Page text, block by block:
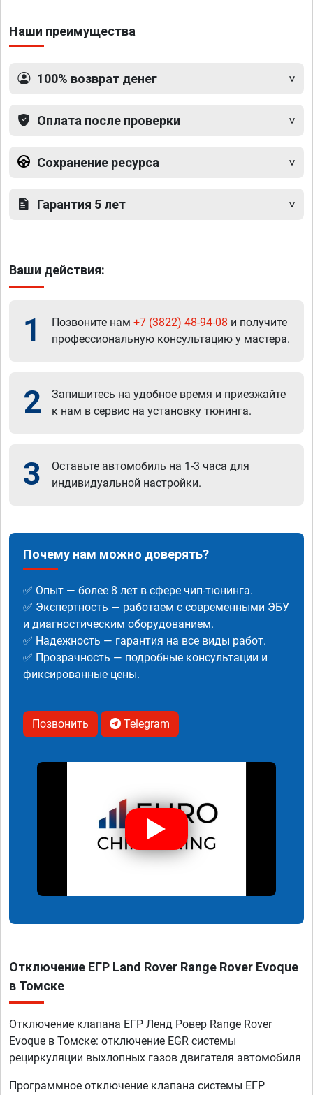
Наши преимущества
100% возврат денег
Оплата после проверки
Сохранение ресурса
Гарантия 5 лет
Ваши действия:
1 Позвоните нам +7 (3822) 48-94-08 и получите
профессиональную консультацию у мастера.
2
Запишитесь на удобное время и приезжайте
к нам в сервис на установку тюнинга.
3
Оставьте автомобиль на 1-3 часа для
индивидуальной настройки.
Почему нам можно доверять?
✅ Опыт — более 8 лет в сфере чип-тюнинга.
✅ Экспертность — работаем с современными ЭБУ
и диагностическим оборудованием.
✅ Надежность — гарантия на все виды работ.
✅ Прозрачность — подробные консультации и
фиксированные цены.
Позвонить Telegram
Отключение ЕГР Land Rover Range Rover Evoque
в Томске
Отключение клапана ЕГР Ленд Ровер Range Rover
Evoque в Томске: отключение EGR системы
рециркуляции выхлопных газов двигателя автомобиля
Программное отключение клапана системы ЕГР